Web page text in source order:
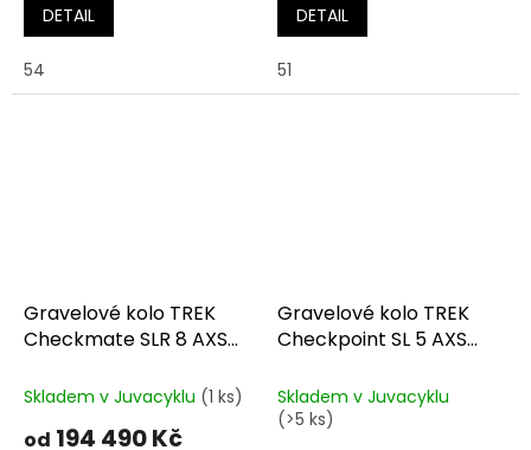
DETAIL
54
DETAIL
51
Gravelové kolo TREK
Checkmate SLR 8 AXS
Grey Pearl
Skladem v Juvacyklu (1 ks)
od 194 490 Kč
Gravelové kolo TREK
Checkpoint SL 5 AXS
Skladem v Juvacyklu
(>5 ks)